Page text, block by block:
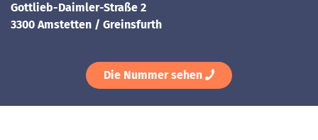
Gottlieb-Daimler-Straße 2
3300 Amstetten / Greinsfurth
Die Nummer sehen